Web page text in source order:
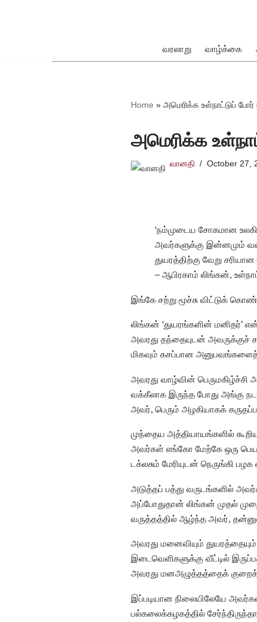
வரலாறு வாழ்க்கை
Home » அமெரிக்க உள்நாட்டுப்
அமெரிக்க
வானதி October 27,
‘நம்முடைய சோகமான
அவர்களுக்கு இன்னமும்
துயரத்திற்கு வேறு
– ஆபிரகாம் லிங்கன்,
இங்கே சற்று மூச்சு விட்டுக்
லிங்கன் ‘துயரங்களின் மனிதர்’
அவரது தந்தையுடன் அவருக்குச்
மிகவும் கசப்பான அனுபவங்களைத்
அவரது வாழ்வின்
வக்கீலாக இருந்த போது அங்கு
அவர், பெரும் அழகியாகக்
முந்தைய அத்தியாயங்களில்
அவர்கள் எங்கோ மேற்கே ஒரு
டக்லசும் மேரியுடன் நெருங்கி
அடுத்தப் பத்து வருடங்களில்
அப்போதுதான் லிங்கன் முதல்
வருத்தத்தில் ஆழ்ந்த அவர்,
அவரது மனைவியும்
இடைவெளிகளுக்கு வீட்டில்
அவரது மனஅழுத்தத்தைக்
இப்படியான நிலையிலேயே
பல்கலைக்கழகத்தில்